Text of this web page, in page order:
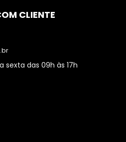
CLIENTE
das 09h às 17h